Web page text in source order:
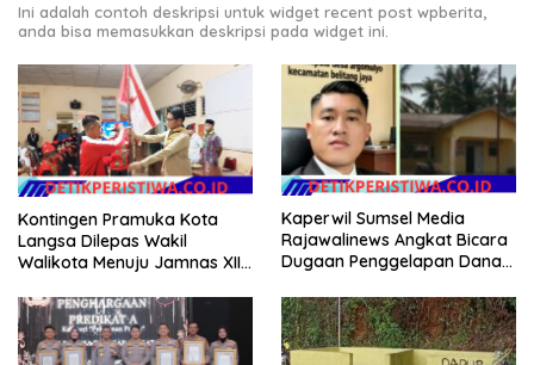
Ini adalah contoh deskripsi untuk widget recent post wpberita,
anda bisa memasukkan deskripsi pada widget ini.
Kontingen Pramuka Kota
Langsa Dilepas Wakil
Walikota Menuju Jamnas XII
Kaperwil Sumsel Media
Rajawalinews Angkat Bicara
Dugaan Penggelapan Dana
Argomulyo Belitang Jaya
Hilang 3 Bulan Bawa
Anggaran Pembangunan